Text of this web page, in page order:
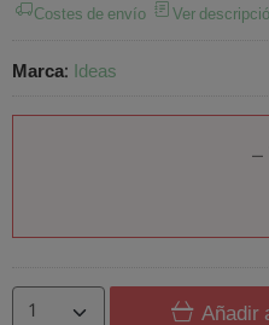
Costes de envío Ver
Marca: Ideas
Añadir